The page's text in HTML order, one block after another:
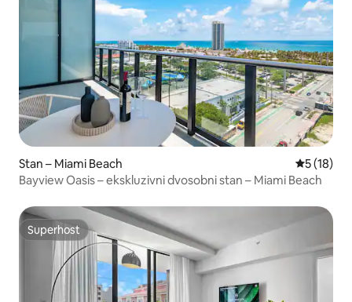
Stan – Miami Beach Prosječna
5 (18)
Bayview Oasis – ekskluzivni dvosobni stan – Miami Beach
Superhost
Superhost